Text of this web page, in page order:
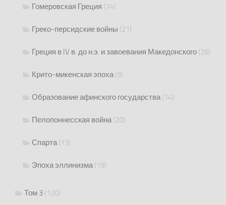
Гомеровская Греция (14)
Греко-персидские войны (21)
Греция в IV в. до н.э. и завоевания Македонского (26)
Крито-микенская эпоха(9)
Образование афинского государства(14)
Пелопоннесская война(20)
Спарта(13)
Эпоха эллинизма(19)
Том 3 (120)